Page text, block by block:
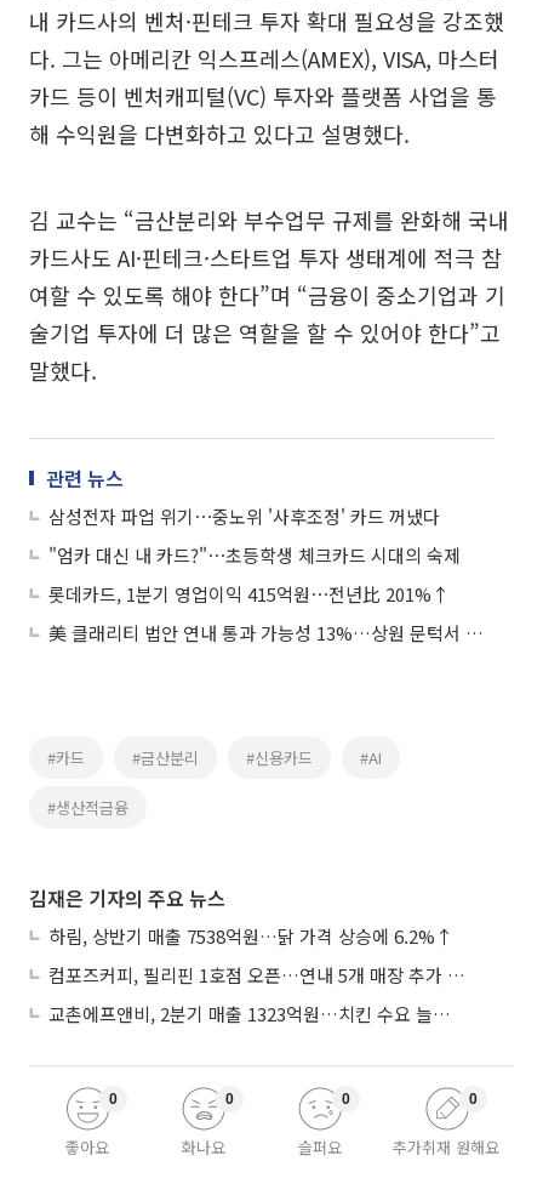
내 카드사의 벤처·핀테크 투자 확대 필요성을 강조했
다. 그는 아메리칸 익스프레스(AMEX), VISA, 마스터
카드 등이 벤처캐피털(VC) 투자와 플랫폼 사업을 통
해 수익원을 다변화하고 있다고 설명했다.
김 교수는 “금산분리와 부수업무 규제를 완화해 국내
카드사도 AI·핀테크·스타트업 투자 생태계에 적극 참
여할 수 있도록 해야 한다”며 “금융이 중소기업과 기
술기업 투자에 더 많은 역할을 할 수 있어야 한다”고
말했다.
관련 뉴스
삼성전자 파업 위기⋯중노위 '사후조정' 카드 꺼냈다
"엄카 대신 내 카드?"⋯초등학생 체크카드 시대의 숙제
롯데카드, 1분기 영업이익 415억원⋯전년比 201%↑
美 클래리티 법안 연내 통과 가능성 13%…상원 문턱서 제동
#카드 #금산분리 #신용카드 #AI
#생산적금융
김재은 기자의 주요 뉴스
하림, 상반기 매출 7538억원…닭 가격 상승에 6.2%↑
컴포즈커피, 필리핀 1호점 오픈…연내 5개 매장 추가 출점
교촌에프앤비, 2분기 매출 1323억원…치킨 수요 늘며 4.9%↑
좋아요
0
화나요
0
슬퍼요
0
추가취재 원해요
0